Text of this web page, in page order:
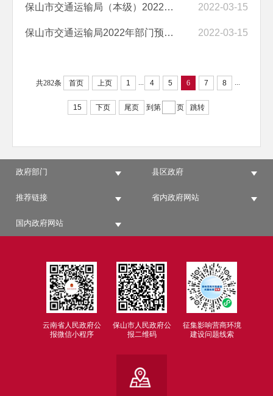
保山市交通运输局（本级）2022年部门预算编制说明 2022-03-15
保山市交通运输局2022年部门预算“三公”经费编制说明 2022-03-15
共282条 首页 上页 1 ... 4 5 6 7 8 ...
15 下页 尾页 到第 页 跳转
政府部门 县区政府
推荐链接 省内政府网站
国内政府网站
云南省人民政府公
报微信小程序
保山市人民政府公
报二维码
征集影响营商环境
建设问题线索